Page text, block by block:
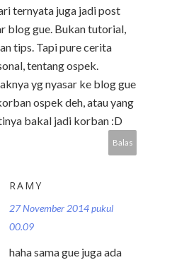
ternyata juga jadi post
blog gue. Bukan tutorial,
tips. Tapi pure cerita
tentang ospek.
yg nyasar ke blog gue
ospek deh, atau yang
bakal jadi korban :D
Balas
RAMY
27 November 2014 pukul
00.09
haha sama gue juga ada